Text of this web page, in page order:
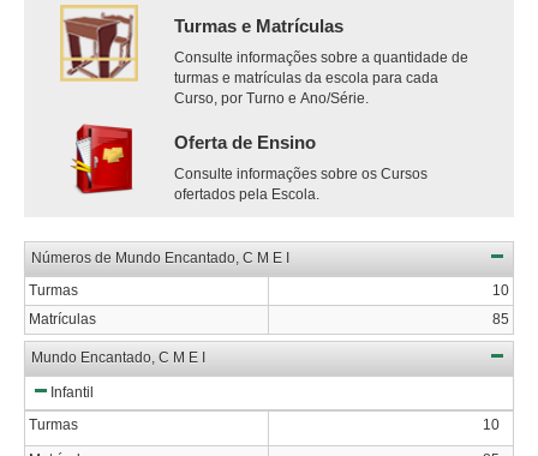
Turmas e Matrículas
Consulte informações sobre a quantidade de
turmas e matrículas da escola para cada
Curso, por Turno e Ano/Série.
Oferta de Ensino
Consulte informações sobre os Cursos
ofertados pela Escola.
Números de Mundo Encantado, C M E I
Turmas
10
Matrículas
85
Mundo Encantado, C M E I
Infantil
Turmas
10